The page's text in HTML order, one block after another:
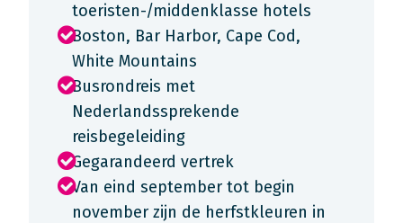
toeristen-/middenklasse hotels
Boston, Bar Harbor, Cape Cod,
White Mountains
Busrondreis met
Nederlandssprekende
reisbegeleiding
Gegarandeerd vertrek
Van eind september tot begin
november zijn de herfstkleuren in